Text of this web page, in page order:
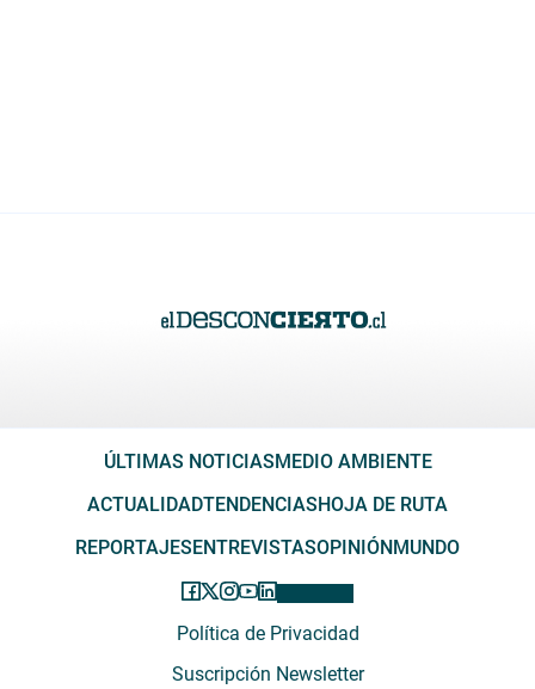
ÚLTIMAS NOTICIASMEDIO AMBIENTE
ACTUALIDADTENDENCIASHOJA DE RUTA
REPORTAJESENTREVISTASOPINIÓNMUNDO
Política de Privacidad
Suscripción Newsletter